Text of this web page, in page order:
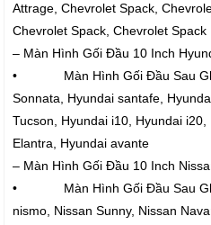
Attrage, Chevrolet Spack,
Chevrolet Spack, Chevrolet Spack
– Màn Hình Gối Đầu 10 Inch
• Màn Hình Gối Đầu Sau Ghế
Sonnata, Hyundai santafe,
Tucson, Hyundai i10, Hyundai
Elantra, Hyundai avante
– Màn Hình Gối Đầu 10 Inch
• Màn Hình Gối Đầu Sau Ghế
nismo, Nissan Sunny, Nissan